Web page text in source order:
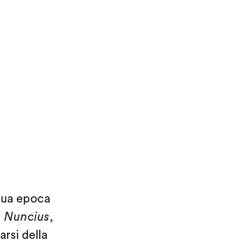
epoca
Nuncius,
della